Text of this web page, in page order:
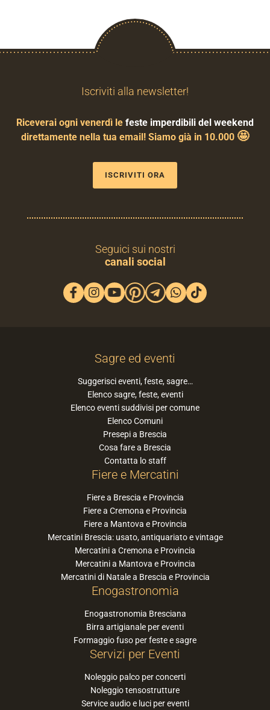
Iscriviti alla newsletter!
Riceverai ogni venerdì le feste imperdibili del weekend
direttamente nella tua email! Siamo già in 10.000 🤩
ISCRIVITI ORA
Seguici sui nostri
canali social
Sagre ed eventi
Suggerisci eventi, feste, sagre…
Elenco sagre, feste, eventi
Elenco eventi suddivisi per comune
Elenco Comuni
Presepi a Brescia
Cosa fare a Brescia
Contatta lo staff
Fiere e Mercatini
Fiere a Brescia e Provincia
Fiere a Cremona e Provincia
Fiere a Mantova e Provincia
Mercatini Brescia: usato, antiquariato e vintage
Mercatini a Cremona e Provincia
Mercatini a Mantova e Provincia
Mercatini di Natale a Brescia e Provincia
Enogastronomia
Enogastronomia Bresciana
Birra artigianale per eventi
Formaggio fuso per feste e sagre
Servizi per Eventi
Noleggio palco per concerti
Noleggio tensostrutture
Service audio e luci per eventi